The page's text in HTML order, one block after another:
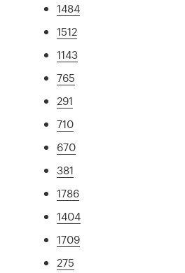
1484
1512
1143
765
291
710
670
381
1786
1404
1709
275